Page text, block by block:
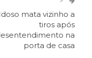
O email
mata vizinho a
tiros após
na
porta de casa